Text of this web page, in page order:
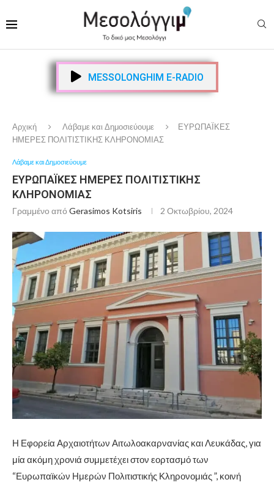
MESSOLONGHIM E-RADIO
Αρχική Λάβαμε και Δημοσιεύουμε
ΕΥΡΩΠΑΪΚΕΣ
ΗΜΕΡΕΣ ΠΟΛΙΤΙΣΤΙΚΗΣ ΚΛΗΡΟΝΟΜΙΑΣ
Λάβαμε και Δημοσιεύουμε
ΕΥΡΩΠΑΪΚΕΣ ΗΜΕΡΕΣ ΠΟΛΙΤΙΣΤΙΚΗΣ
ΚΛΗΡΟΝΟΜΙΑΣ
Γραμμένο από Gerasimos Kotsiris 2 Οκτωβρίου, 2024
Η Εφορεία Αρχαιοτήτων Αιτωλοακαρνανίας και Λευκάδας, για
μία ακόμη χρονιά συμμετέχει στον εορτασμό των
“Ευρωπαϊκών Ημερών Πολιτιστικής Κληρονομιάς ”, κοινή